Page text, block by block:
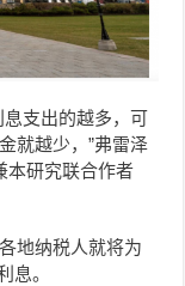
支出的越多，可
就越少，”弗雷泽
本研究联合作者
各地纳税人就将为
息。